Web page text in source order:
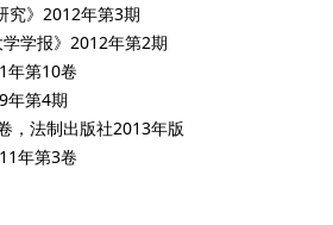
究》2012年第3期
学报》2012年第2期
年第10卷
年第4期
，法制出版社2013年版
年第3卷